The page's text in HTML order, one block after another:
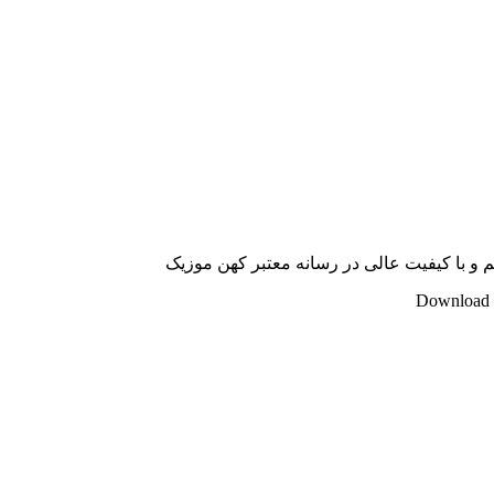
و با کیفیت عالی در رسانه معتبر کهن موزیک
Download